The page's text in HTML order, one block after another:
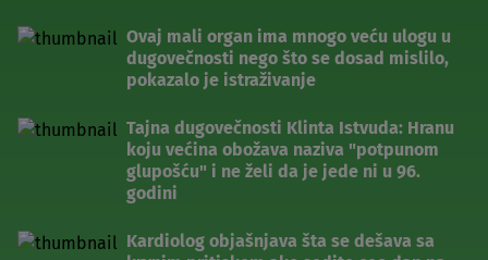
Ovaj mali organ ima mnogo veću ulogu u
dugovečnosti nego što se dosad mislilo,
pokazalo je istraživanje
Tajna dugovečnosti Klinta Istvuda: Hranu
koju većina obožava naziva "potpunom
glupošću" i ne želi da je jede ni u 96.
godini
Kardiolog objašnjava šta se dešava sa